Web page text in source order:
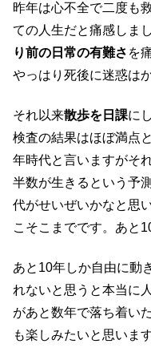
昨年は心不全で二度も
ての人生だと痛感しま
り前の日常の有難さ を
やっはり死後に迷惑は
それ以来散歩を日課に
検査の結果はほぼ満点
年時代と言いますがそ
半数が生きるという予
代がせいぜいかなと思
こそこまでです。あと
あと10年しか自由に動
れないと思うと本当に
があと数年で落ち着い
も楽しみたいと思います